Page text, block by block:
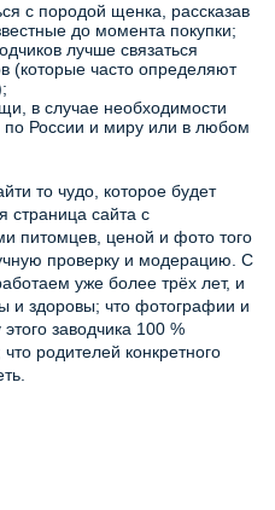
с породой щенка, рассказав
до момента покупки;
лучше связаться
(которые часто определяют
в случае необходимости
по России и миру или в любом
то чудо, которое будет
страница сайта с
питомцев, ценой и фото того
проверку и модерацию. С
уже более трёх лет, и
и здоровы; что фотографии и
заводчика 100 %
родителей конкретного